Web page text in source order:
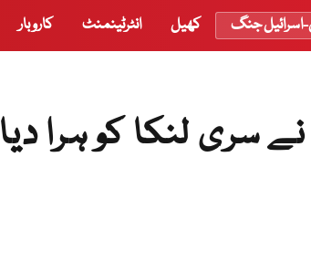
اسرائیل جنگ کھیل انٹرٹینمنٹ کاروبار
سری لنکا کو ہرا دیا